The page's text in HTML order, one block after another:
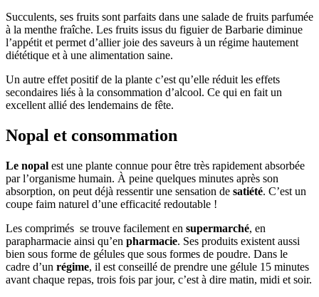
Succulents, ses fruits sont parfaits dans une salade de fruits parfumée
à la menthe fraîche. Les fruits issus du figuier de Barbarie diminue
l’appétit et permet d’allier joie des saveurs à un régime hautement
diététique et à une alimentation saine.
Un autre effet positif de la plante c’est qu’elle réduit les effets
secondaires liés à la consommation d’alcool. Ce qui en fait un
excellent allié des lendemains de fête.
Nopal et consommation
Le nopal est une plante connue pour être très rapidement absorbée
par l’organisme humain. À peine quelques minutes après son
absorption, on peut déjà ressentir une sensation de satiété. C’est un
coupe faim naturel d’une efficacité redoutable !
Les comprimés se trouve facilement en supermarché, en
parapharmacie ainsi qu’en pharmacie. Ses produits existent aussi
bien sous forme de gélules que sous formes de poudre. Dans le
cadre d’un régime, il est conseillé de prendre une gélule 15 minutes
avant chaque repas, trois fois par jour, c’est à dire matin, midi et soir.